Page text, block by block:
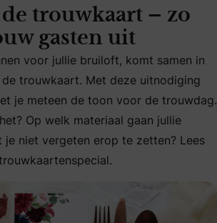
trouwkaart – zo
gasten uit
voor jullie bruiloft, komt samen in
voor jullie bruiloft, komt samen in
trouwkaart. Met deze uitnodiging
je meteen de toon voor de trouwdag.
Op welk materiaal gaan jullie
je niet vergeten erop te zetten? Lees